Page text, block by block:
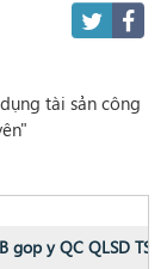
tài sản công
gop y QC QLSD